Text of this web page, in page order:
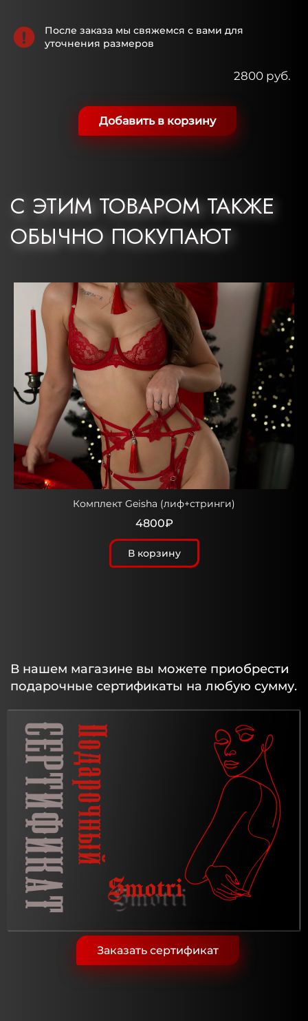
После заказа мы свяжемся с вами для
уточнения размеров
2800 руб.
Добавить в корзину
С ЭТИМ ТОВАРОМ ТАКЖЕ
ОБЫЧНО ПОКУПАЮТ
Комплект Geisha (лиф+стринги)
4800₽
В корзину
В нашем магазине вы можете приобрести
подарочные сертификаты на любую сумму.
Заказать сертификат